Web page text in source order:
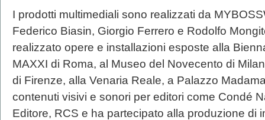
I prodotti multimediali sono realizzati da
Federico Biasin, Giorgio Ferrero e Rodolfo
realizzato opere e installazioni esposte alla
MAXXI di Roma, al Museo del Novecento di
di Firenze, alla Venaria Reale, a Palazzo
contenuti visivi e sonori per editori come Condé
Editore, RCS e ha partecipato alla produzione di